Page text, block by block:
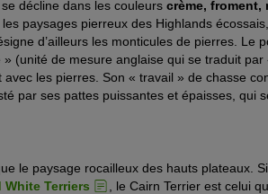
décline dans les couleurs crème, froment,
les paysages pierreux des Highlands
d’ailleurs les monticules de pierres. Le
(unité de mesure anglaise qui se traduit
les pierres. Son « travail » de chasse
par ses pattes puissantes et épaisses, qui
le paysage rocailleux des hauts plateaux.
Terriers
, le Cairn Terrier est celui